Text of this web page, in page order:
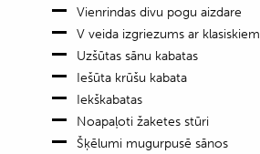
Vienrindas divu pogu aizdare
V veida izgriezums ar
Uzšūtas sānu kabatas
Iešūta krūšu kabata
Iekškabatas
Noapaļoti žaketes stūri
Šķēlumi mugurpusē sānos